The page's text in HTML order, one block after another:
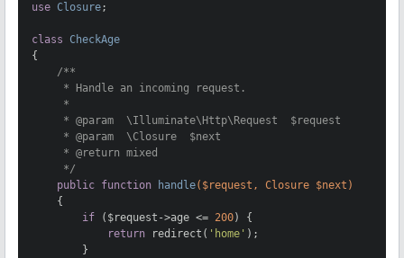
use Closure;
class CheckAge
{
/**
     * Handle an incoming request.
     *
     *
@param
  \Illuminate\Http\Request  $request
     *
@param
  \Closure  $next
     *
@return mixed
     */
public function handle($request, Closure $next)
{
if ($request->age <= 200) {
return redirect( 'home' );
        }